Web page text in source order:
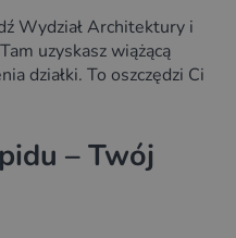
Wydział Architektury i
uzyskasz wiążącą
działki. To oszczędzi Ci
– Twój